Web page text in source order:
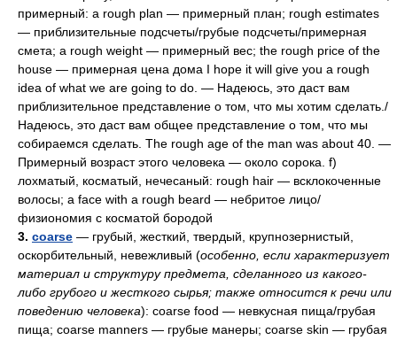
примерный: a rough plan — примерный план; rough estimates
— приблизительные подсчеты/грубые подсчеты/примерная
смета; a rough weight — примерный вес; the rough price of the
house — примерная цена дома I hope it will give you a rough
idea of what we are going to do. — Надеюсь, это даст вам
приблизительное представление о том, что мы хотим сделать./
Надеюсь, это даст вам общее представление о том, что мы
собираемся сделать. The rough age of the man was about 40. —
Примерный возраст этого человека — около сорока. f)
лохматый, косматый, нечесаный: rough hair — всклокоченные
волосы; a face with a rough beard — небритое лицо/
физиономия с косматой бородой
3. coarse — грубый, жесткий, твердый, крупнозернистый,
оскорбительный, невежливый (особенно, если характеризует
материал и структуру предмета, сделанного из какого-
либо грубого и жесткого сырья; также относится к речи или
поведению человека): coarse food — невкусная пища/грубая
пища; coarse manners — грубые манеры; coarse skin — грубая